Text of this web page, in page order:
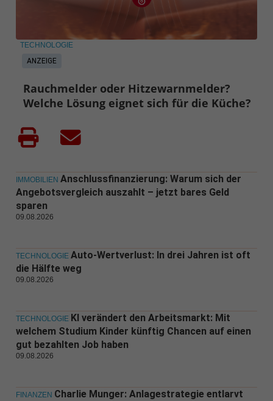
ANZEIGE
TECHNOLOGIE
Rauchmelder oder Hitzewarnmelder?
Welche Lösung eignet sich für die Küche?
IMMOBILIEN Anschlussfinanzierung: Warum sich der
Angebotsvergleich auszahlt – jetzt bares Geld
sparen
09.08.2026
TECHNOLOGIE Auto-Wertverlust: In drei Jahren ist oft
die Hälfte weg
09.08.2026
TECHNOLOGIE KI verändert den Arbeitsmarkt: Mit
welchem Studium Kinder künftig Chancen auf einen
gut bezahlten Job haben
09.08.2026
FINANZEN Charlie Munger: Anlagestrategie entlarvt